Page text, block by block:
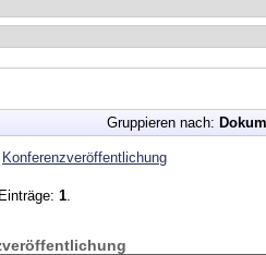
Gruppieren nach:
Konferenzveröffentlichung
1